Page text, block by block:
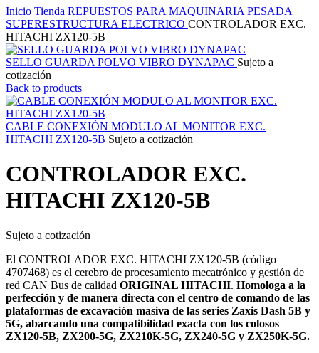
Inicio Tienda REPUESTOS PARA MAQUINARIA PESADA
SUPERESTRUCTURA ELECTRICO CONTROLADOR EXC.
HITACHI ZX120-5B
SELLO GUARDA POLVO VIBRO DYNAPAC Sujeto a
cotización
Back to products
CABLE CONEXIÓN MODULO AL MONITOR EXC.
HITACHI ZX120-5B Sujeto a cotización
CONTROLADOR EXC.
HITACHI ZX120-5B
Sujeto a cotización
El CONTROLADOR EXC. HITACHI ZX120-5B (código
4707468) es el cerebro de procesamiento mecatrónico y gestión de
red CAN Bus de calidad ORIGINAL HITACHI. Homologa a la
perfección y de manera directa con el centro de comando de las
plataformas de excavación masiva de las series Zaxis Dash 5B y
5G, abarcando una compatibilidad exacta con los colosos
ZX120-5B, ZX200-5G, ZX210K-5G, ZX240-5G y ZX250K-5G.